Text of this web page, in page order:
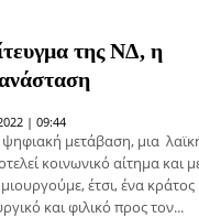
της ΝΔ, η
| 09:44
μετάβαση, μια
κοινωνικό αίτημα και
έτσι, ένα κράτος
και φιλικό προς τον...